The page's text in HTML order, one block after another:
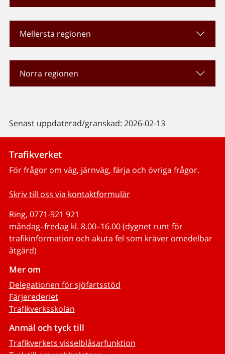
Mellersta regionen
Norra regionen
Senast uppdaterad/granskad: 2026-02-13
Trafikverket
För frågor om väg, järnväg, färja och övriga frågor.
Skriv till oss via kontaktformulär
Ring, 0771-921 921
måndag–fredag kl. 8.00–16.00 (dygnet runt för
trafikinformation och akuta fel som kräver omedelbar
åtgärd)
Mer om
Delegationen för sjöfartsstöd
Färjerederiet
Trafikverksskolan
Anmäl och tyck till
Trafikverkets visselblåsarfunktion